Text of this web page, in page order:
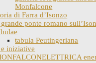
Monfalcone
di Farra d’Isonzo
ponte romano
tabula Peutingeriana
iniziative